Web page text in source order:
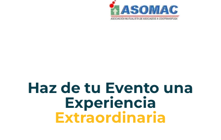
Haz de tu Evento una
Experiencia
Extraordinaria